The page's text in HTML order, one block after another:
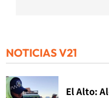
NOTICIAS V21
El Alto: